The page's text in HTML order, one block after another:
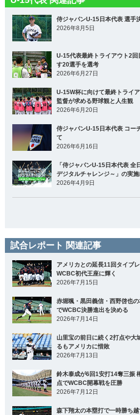
侍ジャパンU-15日本代表 選手
2026年8月5日
U-15代表最終トライアウト2
す20選手を選考
2026年6月27日
U-15W杯に向けて最終トライ
監督が求める野球観と人生観
2026年6月20日
侍ジャパンU-15日本代表 コー
て
2026年6月16日
「侍ジャパンU-15日本代表 全
デジタルチャレンジ～」の実
2026年4月9日
試合レポート 関連記事
アメリカとの延長11回タイブ
WCBC初代王座に輝く
2026年7月15日
赤堀颯・黒田義信・西野啓也
でWCBC決勝進出を決める
2026年7月14日
山里宝の前日に続く2打点や大
るもアメリカに惜敗
2026年7月13日
鈴木泰成が6回1安打14奪三振
点でWCBC開幕戦を圧勝
2026年7月12日
森下翔太の本塁打で一時勝ち